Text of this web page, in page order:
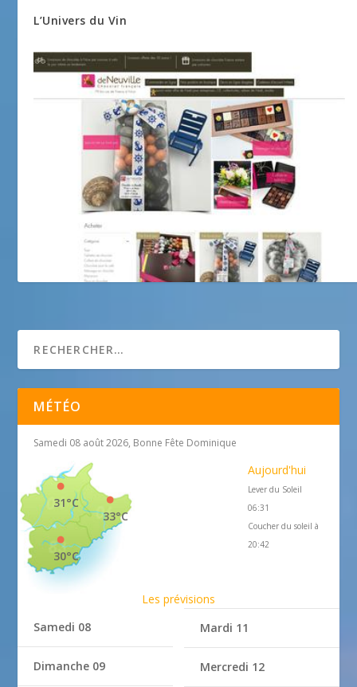
L’Univers du Vin
MÉTÉO
Samedi 08 août 2026, Bonne Fête Dominique
33°C
31°C
30°C
Aujourd'hui
Lever du Soleil
06:31
Coucher du soleil à
20:42
Les prévisions
Samedi 08
Dimanche 09
Mardi 11
Mercredi 12